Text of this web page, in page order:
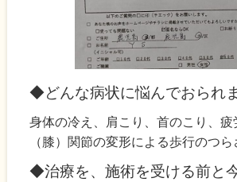
◆どんな病状に悩んでおられ
身体の冷え、肩こり、首のこり、疲
（膝）関節の変形による歩行のつ
◆治療を、施術を受ける前と